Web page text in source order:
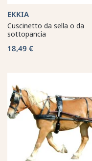
EKKIA
Cuscinetto da sella o da
sottopancia
18,49 €